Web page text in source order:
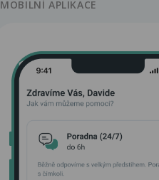
MOBILNÍ APLIKACE